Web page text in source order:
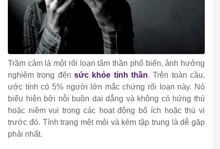
Trầm cảm là một rối loạn tâm thần phổ biến, ảnh hưởng
nghiêm trọng đến sức khỏe tỉnh thần. Trên toàn cầu,
ước tính có 5% người lớn mắc chứng rối loạn này. Nó
biểu hiện bởi nỗi buồn dai dẳng và không có hứng thú
hoặc niềm vui trong các hoạt động bổ ích hoặc thú vị
trước đó. Tình trạng mệt mỏi và kém tập trung là dễ gặp
phải nhất.